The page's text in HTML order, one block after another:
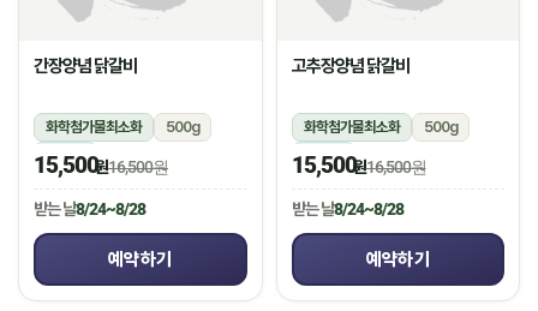
간장양념 닭갈비
화학첨가물최소화
500g
냉장
15,500원16,500원
받는 날8/24~8/28
예약하기
고추장양념 닭갈비
화학첨가물최소화
500g
냉장
15,500원16,500원
받는 날8/24~8/28
예약하기